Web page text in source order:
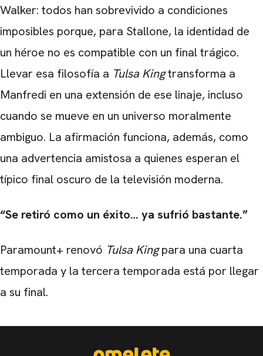
Walker: todos han sobrevivido a condiciones
imposibles porque, para Stallone, la identidad de
un héroe no es compatible con un final trágico.
Llevar esa filosofía a Tulsa Kingtransforma a
Manfredi en una extensión de ese linaje, incluso
cuando se mueve en un universo moralmente
ambiguo. La afirmación funciona, además, como
una advertencia amistosa a quienes esperan el
típico final oscuro de la televisión moderna.
“Se retiró como un éxito… ya sufrió bastante.”
Paramount+ renovó Tulsa Kingpara una cuarta
temporada y la tercera temporada está por llegar
a su final.